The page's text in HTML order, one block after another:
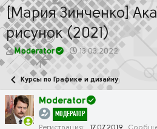
[Мария Зинченко]
рисунок (2021)
А
т
о
р
т
е
Moderator
Д
а
а
ч
13.03.2022
Курсы по Графике и дизайну
Moderator
МОДЕРАТОР